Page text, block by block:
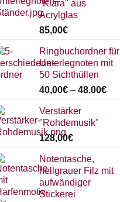
"Klara" aus
Acrylglas
85,00€
Ringbuchordner für
Unterlegnoten mit
50 Sichthüllen
40,00€– 48,00€
Verstärker
"Rohdemusik"
128,00€
Notentasche,
hellgrauer Filz mit
aufwändiger
Stickerei